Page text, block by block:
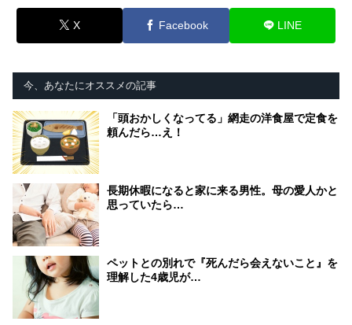
X Facebook LINE
今、あなたにオススメの記事
「頭おかしくなってる」網走の洋食屋で定食を
頼んだら…え！
長期休暇になると家に来る男性。母の愛人かと
思っていたら…
ペットとの別れで『死んだら会えないこと』を
理解した4歳児が…